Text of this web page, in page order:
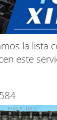
la lista
este